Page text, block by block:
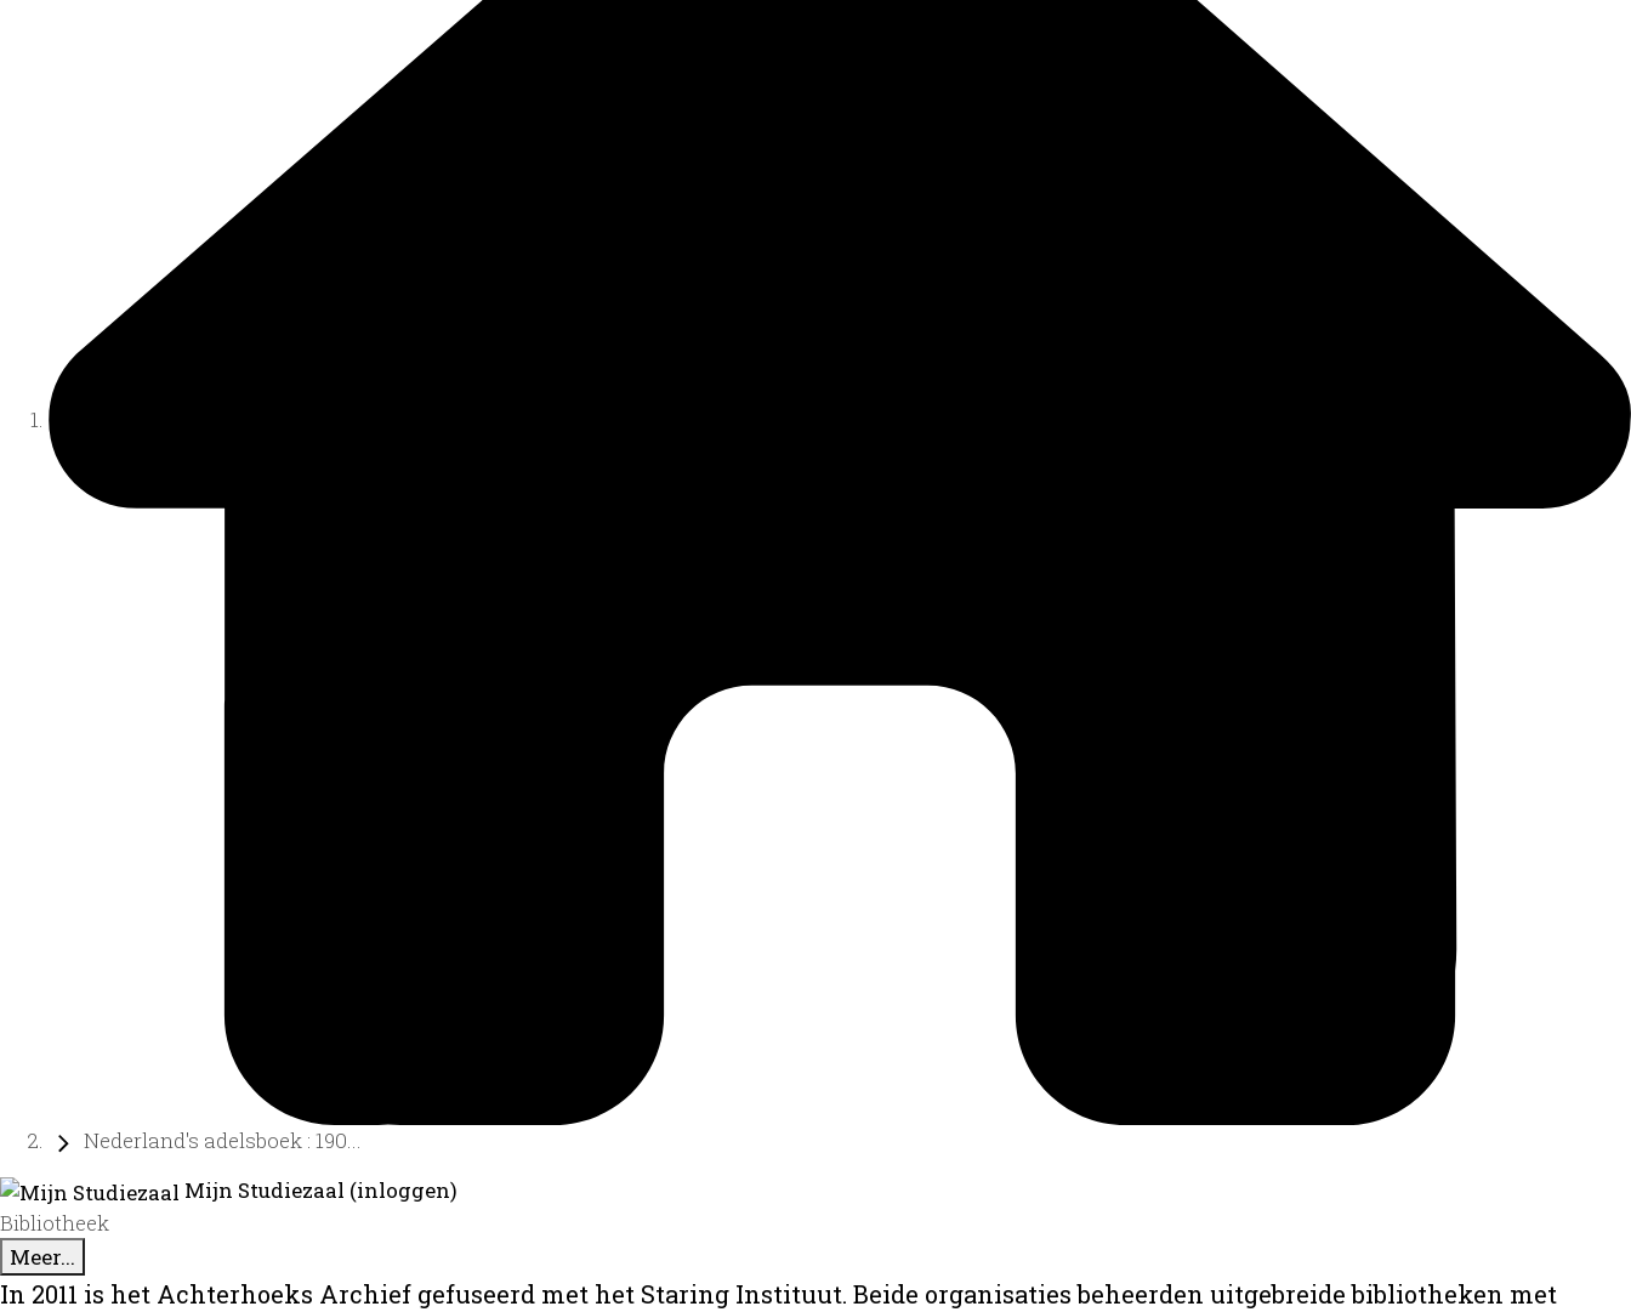
Nederland's adelsboek : 190...
Mijn Studiezaal (inloggen)
Bibliotheek
Meer...
In 2011 is het Achterhoeks Archief gefuseerd met het Staring Instituut. Beide organisaties beheerden uitgebreide bibliotheken met